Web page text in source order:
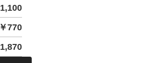
1,100
￥770
1,870